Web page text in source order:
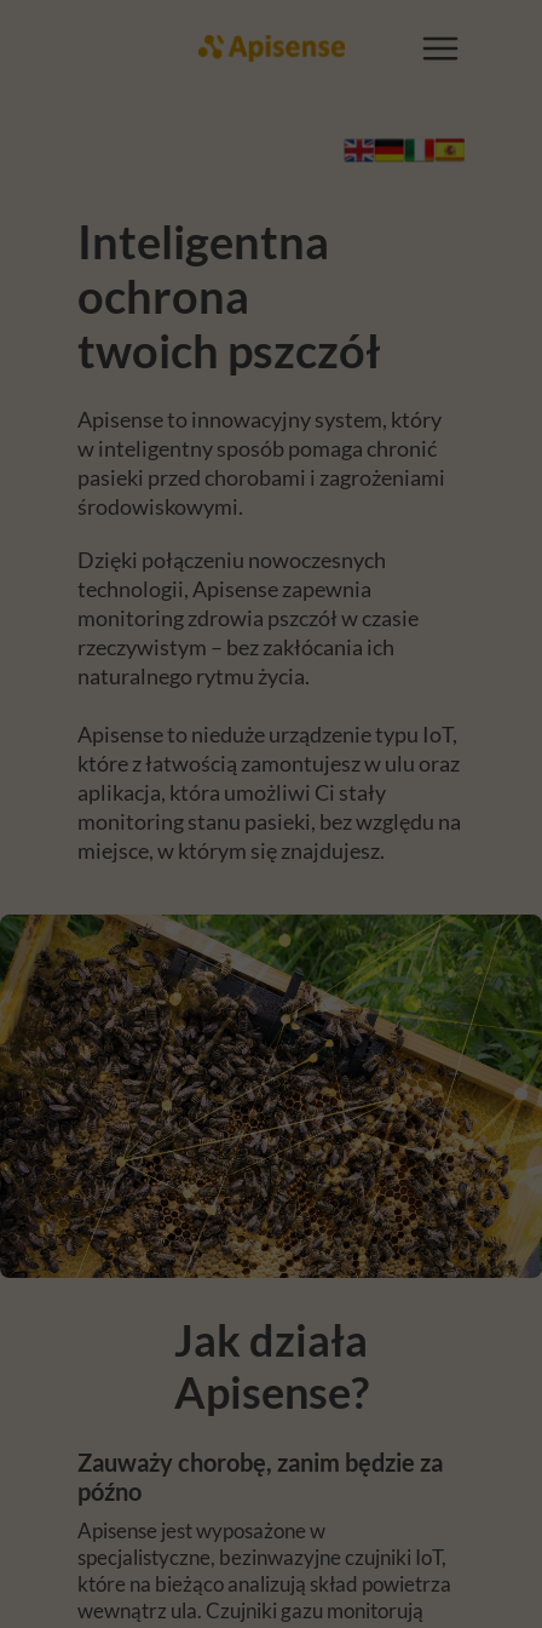
Jak działa
Apisense?
Apisense jest wyposażone w
specjalistyczne, bezinwazyjne czujniki IoT,
które na bieżąco analizują skład powietrza
wewnątrz ula. Czujniki gazu monitorują
Zauważy chorobę, zanim będzie za
późno
Inteligentna
ochrona
twoich pszczół
Apisense to innowacyjny system, który
w inteligentny sposób pomaga chronić
pasieki przed chorobami i zagrożeniami
środowiskowymi.
Dzięki połączeniu nowoczesnych
technologii, Apisense zapewnia
monitoring zdrowia pszczół w czasie
rzeczywistym – bez zakłócania ich
naturalnego rytmu życia.
Apisense to nieduże urządzenie typu IoT,
które z łatwością zamontujesz w ulu oraz
aplikacja, która umożliwi Ci stały
monitoring stanu pasieki, bez względu na
miejsce, w którym się znajdujesz.